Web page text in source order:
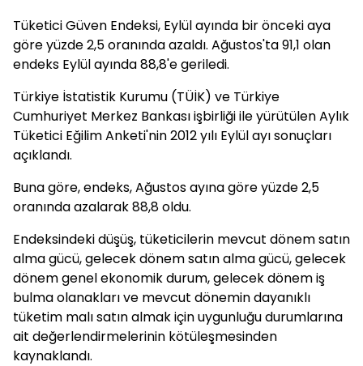
Tüketici Güven Endeksi, Eylül ayında bir önceki aya
göre yüzde 2,5 oranında azaldı. Ağustos'ta 91,1 olan
endeks Eylül ayında 88,8'e geriledi.
Türkiye İstatistik Kurumu (TÜİK) ve Türkiye
Cumhuriyet Merkez Bankası işbirliği ile yürütülen Aylık
Tüketici Eğilim Anketi'nin 2012 yılı Eylül ayı sonuçları
açıklandı.
Buna göre, endeks, Ağustos ayına göre yüzde 2,5
oranında azalarak 88,8 oldu.
Endeksindeki düşüş, tüketicilerin mevcut dönem satın
alma gücü, gelecek dönem satın alma gücü, gelecek
dönem genel ekonomik durum, gelecek dönem iş
bulma olanakları ve mevcut dönemin dayanıklı
tüketim malı satın almak için uygunluğu durumlarına
ait değerlendirmelerinin kötüleşmesinden
kaynaklandı.